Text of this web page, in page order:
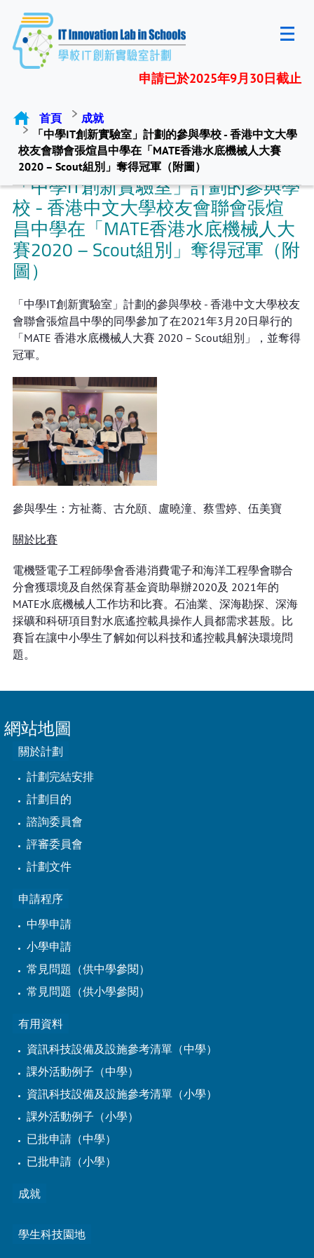
申請已於2025年9月30日截止
首頁
成就
「中學IT創新實驗室」計劃的參與學校 - 香港中文大學
校友會聯會張煊昌中學在「MATE香港水底機械人大賽
2020 – Scout組別」奪得冠軍（附圖）
「中學IT創新實驗室」計劃的參與學
校 - 香港中文大學校友會聯會張煊
昌中學在「MATE香港水底機械人大
賽2020 – Scout組別」奪得冠軍（附
圖）
「中學IT創新實驗室」計劃的參與學校 - 香港中文大學校友
會聯會張煊昌中學的同學參加了在2021年3月20日舉行的
「MATE 香港水底機械人大賽 2020 – Scout組別」，並奪得
冠軍。
參與學生：方祉蕎、古允頤、盧曉潼、蔡雪婷、伍美寶
關於比賽
電機暨電子工程師學會香港消費電子和海洋工程學會聯合
分會獲環境及自然保育基金資助舉辦2020及 2021年的
MATE水底機械人工作坊和比賽。石油業、深海勘探、深海
採礦和科研項目對水底遙控載具操作人員都需求甚殷。比
賽旨在讓中小學生了解如何以科技和遙控載具解決環境問
題。
網站地圖
關於計劃
計劃完結安排
計劃目的
諮詢委員會
評審委員會
計劃文件
申請程序
中學申請
小學申請
常見問題（供中學參閱）
常見問題（供小學參閱）
有用資料
資訊科技設備及設施參考清單（中學）
課外活動例子（中學）
資訊科技設備及設施參考清單（小學）
課外活動例子（小學）
已批申請（中學）
已批申請（小學）
成就
學生科技園地